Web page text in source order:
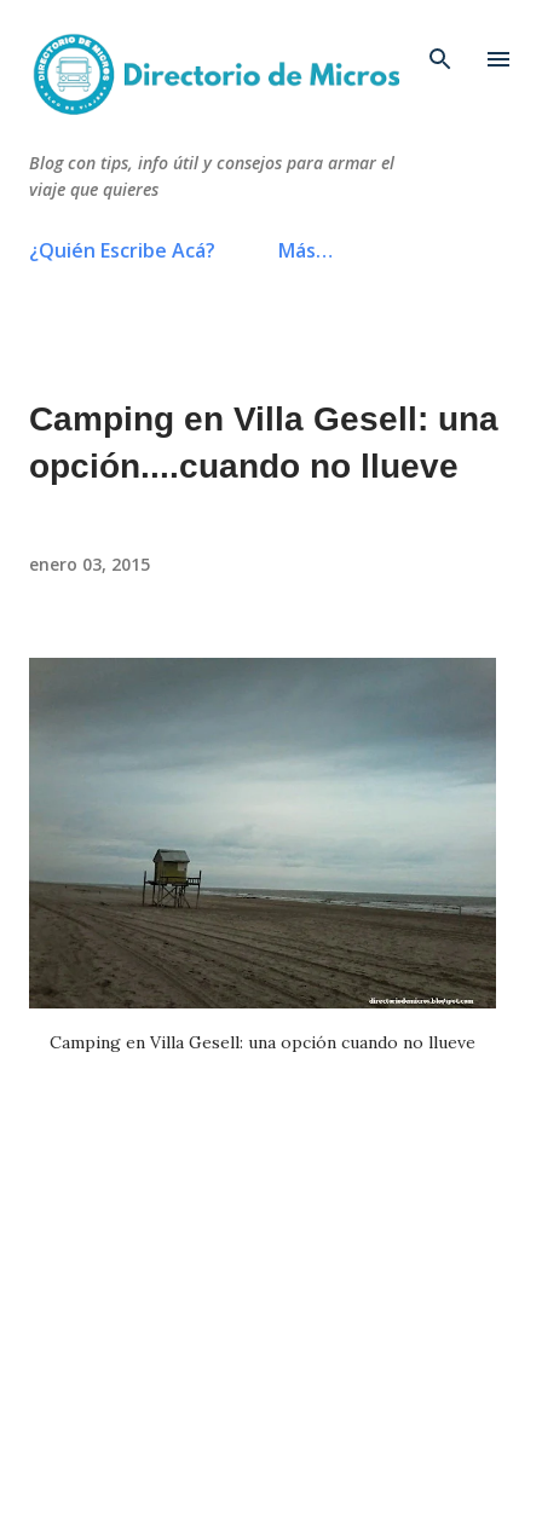
Blog con tips, info útil y consejos para armar el
viaje que quieres
¿Quién Escribe Acá? Más…
Camping en Villa Gesell: una
opción....cuando no llueve
enero 03, 2015
Camping en Villa Gesell: una opción cuando no llueve